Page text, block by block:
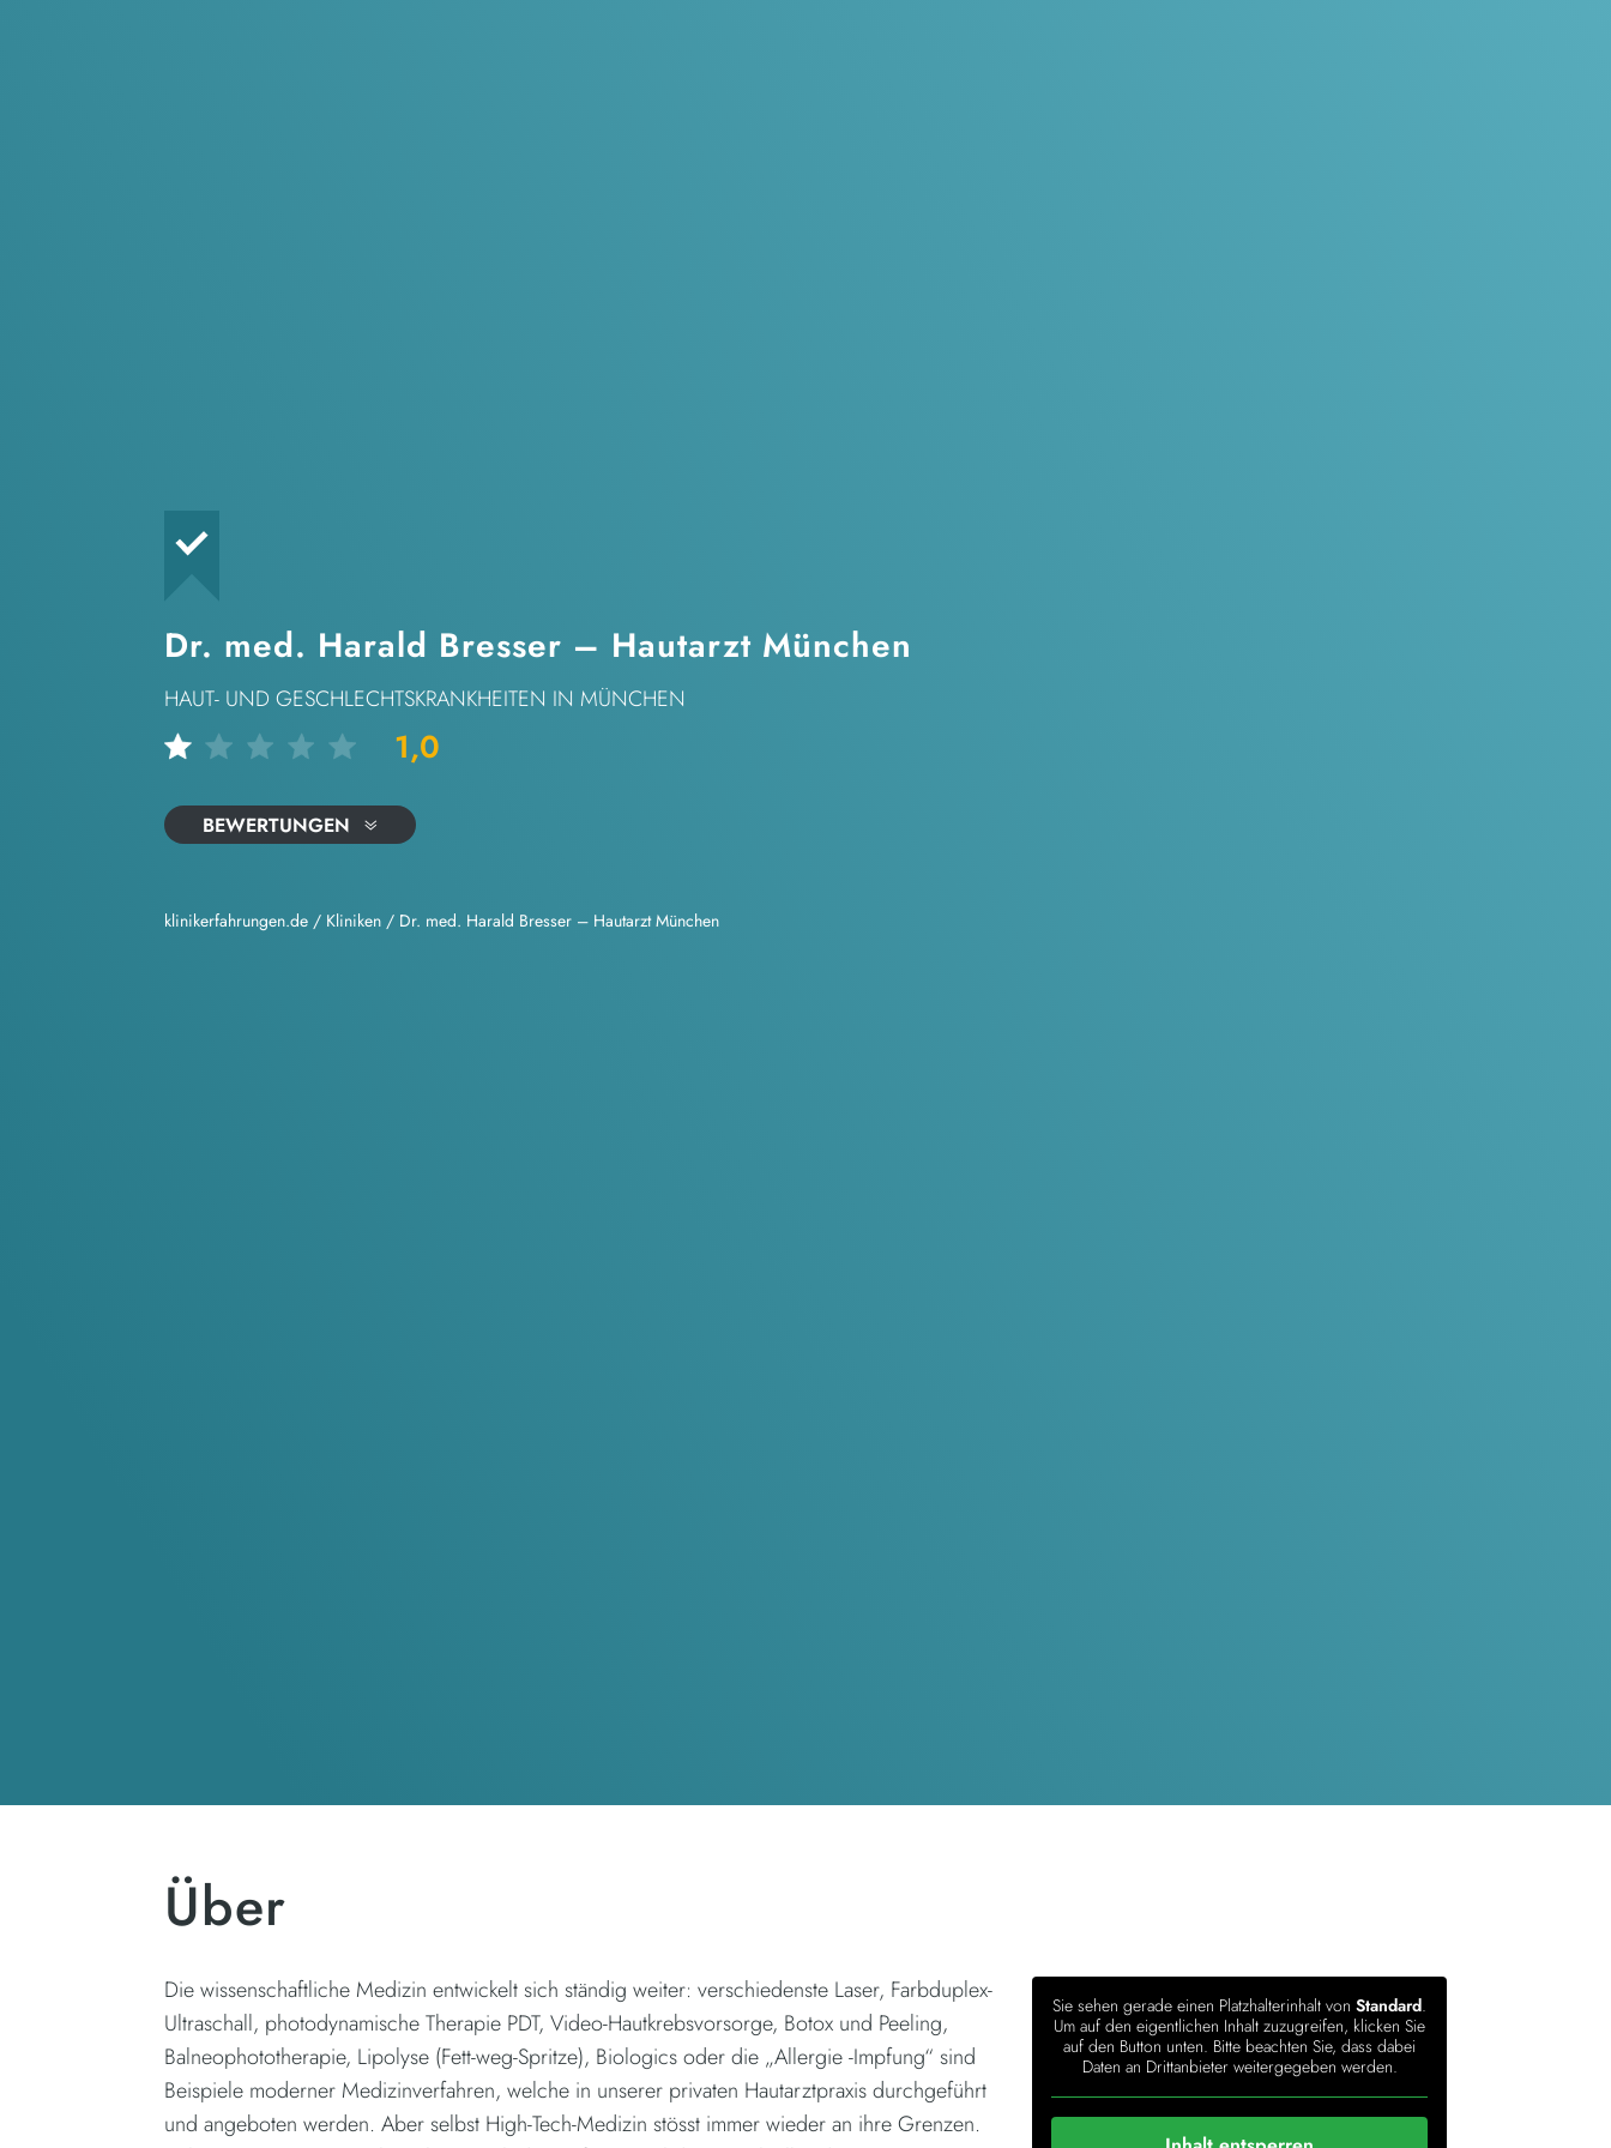
Dr. med. Harald Bresser – Hautarzt München
HAUT- UND GESCHLECHTSKRANKHEITEN IN MÜNCHEN
1,0
BEWERTUNGEN
klinikerfahrungen.de / Kliniken / Dr. med. Harald Bresser – Hautarzt München
Über
Die wissenschaftliche Medizin entwickelt sich ständig weiter: verschiedenste Laser, Farbduplex-
Ultraschall, photodynamische Therapie PDT, Video-Hautkrebsvorsorge, Botox und Peeling,
Balneophototherapie, Lipolyse (Fett-weg-Spritze), Biologics oder die „Allergie -Impfung“ sind
Beispiele moderner Medizinverfahren, welche in unserer privaten Hautarztpraxis durchgeführt
und angeboten werden. Aber selbst High-Tech-Medizin stösst immer wieder an ihre Grenzen.
Sie sehen gerade einen Platzhalterinhalt von Standard.
Um auf den eigentlichen Inhalt zuzugreifen, klicken Sie
auf den Button unten. Bitte beachten Sie, dass dabei
Daten an Drittanbieter weitergegeben werden.